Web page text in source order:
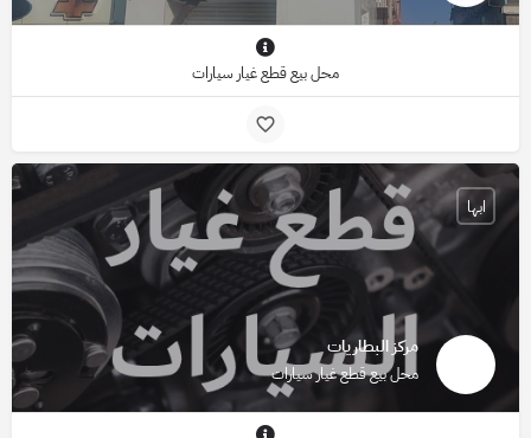
محل بيع قطع غيار سيارات
مركز البطاريات
محل بيع قطع غيار سيارات
ابها